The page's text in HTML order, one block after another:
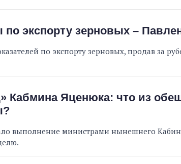
по экспорту зерновых –
по экспорту зерновых, продав за
Кабмина Яценюка: что из
выполнение министрами нынешнего